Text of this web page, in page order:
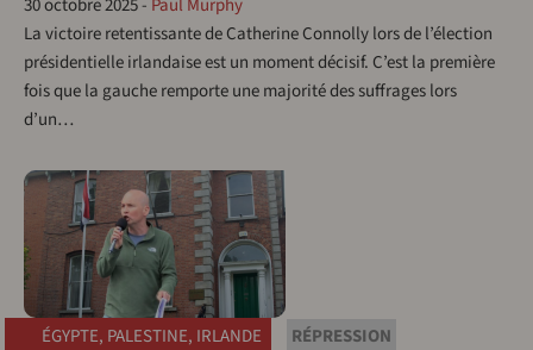
30 octobre 2025- Paul Murphy
La victoire retentissante de Catherine Connolly lors de l’élection
présidentielle irlandaise est un moment décisif. C’est la première
fois que la gauche remporte une majorité des suffrages lors
d’un…
ÉGYPTE, PALESTINE, IRLANDE RÉPRESSION